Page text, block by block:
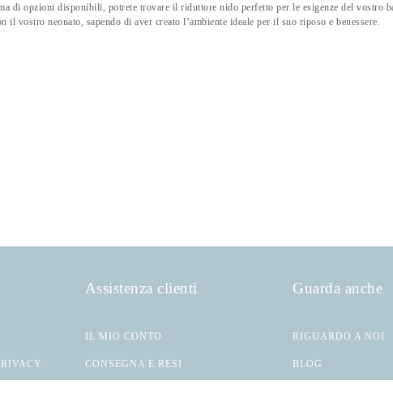
di opzioni disponibili, potrete trovare il riduttore nido perfetto per le esigenze del vostro
il vostro neonato, sapendo di aver creato l’ambiente ideale per il suo riposo e benessere.
Assistenza clienti
IL MIO CONTO
CONSEGNA E RESI
Guarda anche
RIGUARDO A NOI
BLOG